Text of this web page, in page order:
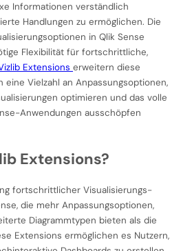
Informationen verständlich
Handlungen zu ermöglichen. Die
in Qlik Sense
Flexibilität für fortschrittliche,
Extensions erweitern diese
eine Vielzahl an Anpassungsoptionen,
optimieren und das volle
Anwendungen ausschöpfen
Extensions?
fortschrittlicher Visualisierungs-
die mehr Anpassungsoptionen,
Diagrammtypen bieten als die
Extensions ermöglichen es Nutzern,